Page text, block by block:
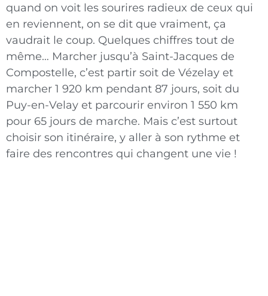
quand on voit les sourires radieux de ceux qui
en reviennent, on se dit que vraiment, ça
vaudrait le coup. Quelques chiffres tout de
même… Marcher jusqu’à Saint-Jacques de
Compostelle, c’est partir soit de Vézelay et
marcher 1 920 km pendant 87 jours, soit du
Puy-en-Velay et parcourir environ 1 550 km
pour 65 jours de marche. Mais c’est surtout
choisir son itinéraire, y aller à son rythme et
faire des rencontres qui changent une vie !